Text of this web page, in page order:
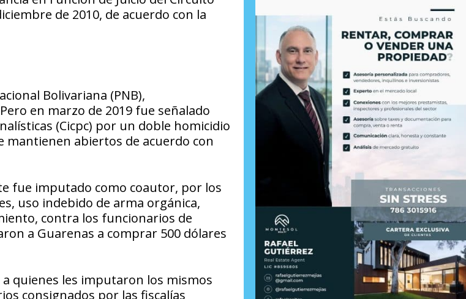
de 2010, de acuerdo con la
Bolivariana (PNB),
en marzo de 2019 fue señalado
(Cicpc) por un doble homicidio
mantienen abiertos de acuerdo con
fue imputado como coautor, por los
uso indebido de arma orgánica,
contra los funcionarios de
a Guarenas a comprar 500 dólares
a quienes les imputaron los mismos
consignados por las fiscalías